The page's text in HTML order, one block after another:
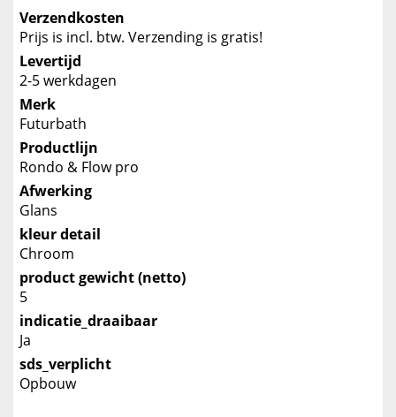
Verzendkosten
Prijs is incl. btw. Verzending is gratis!
Levertijd
2-5 werkdagen
Merk
Futurbath
Productlijn
Rondo & Flow pro
Afwerking
Glans
kleur detail
Chroom
product gewicht (netto)
5
indicatie_draaibaar
Ja
sds_verplicht
Opbouw